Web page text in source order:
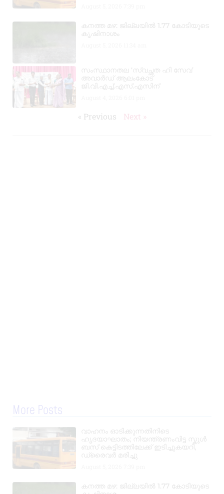
കനത്ത മഴ: ജില്ലയിൽ 1.77 കോടിയുടെ
കൃഷിനാശം
സംസ്ഥാനതല ‘സ്വച്ഛത ഹി സേവ’
അവാർഡ് ആലംകോട്
ജി.വി.എച്ച്.എസ്.എസിന്
« Previous Next »
More Posts
വാഹനം ഓടിക്കുന്നതിനിടെ
ഹൃദയാഘാതം; നിയന്ത്രണംവിട്ട സ്കൂൾ
ബസ് കെട്ടിടത്തിലേക്ക് ഇടിച്ചുകയറി,
ഡ്രൈവർ മരിച്ചു
കനത്ത മഴ: ജില്ലയിൽ 1.77 കോടിയുടെ